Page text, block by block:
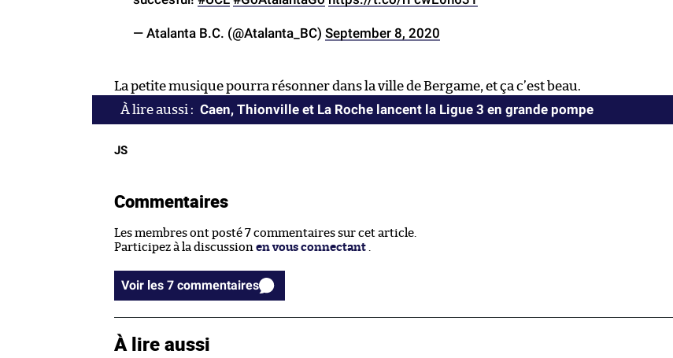
— Atalanta B.C. (@Atalanta_BC) September 8, 2020
La petite musique pourra résonner dans la ville de Bergame, et ça c’est beau.
Caen, Thionville et La Roche lancent la Ligue 3 en grande pompe
JS
Commentaires
Les membres ont posté 7 commentaires sur cet article.
Participez à la discussion en vous connectant .
Voir les 7 commentaires
À lire aussi